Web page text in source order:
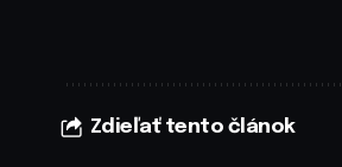
Zdieľať tento článok